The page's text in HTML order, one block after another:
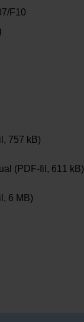
F10
757 kB)
(PDF-fil, 611 kB)
6 MB)